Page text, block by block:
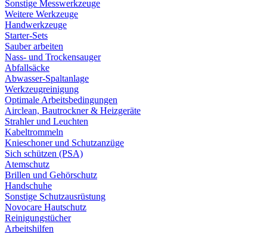
Sonstige Messwerkzeuge
Weitere Werkzeuge
Handwerkzeuge
Starter-Sets
Sauber arbeiten
Nass- und Trockensauger
Abfallsäcke
Abwasser-Spaltanlage
Werkzeugreinigung
Optimale Arbeitsbedingungen
Airclean, Bautrockner & Heizgeräte
Strahler und Leuchten
Kabeltrommeln
Knieschoner und Schutzanzüge
Sich schützen (PSA)
Atemschutz
Brillen und Gehörschutz
Handschuhe
Sonstige Schutzausrüstung
Novocare Hautschutz
Reinigungstücher
Arbeitshilfen